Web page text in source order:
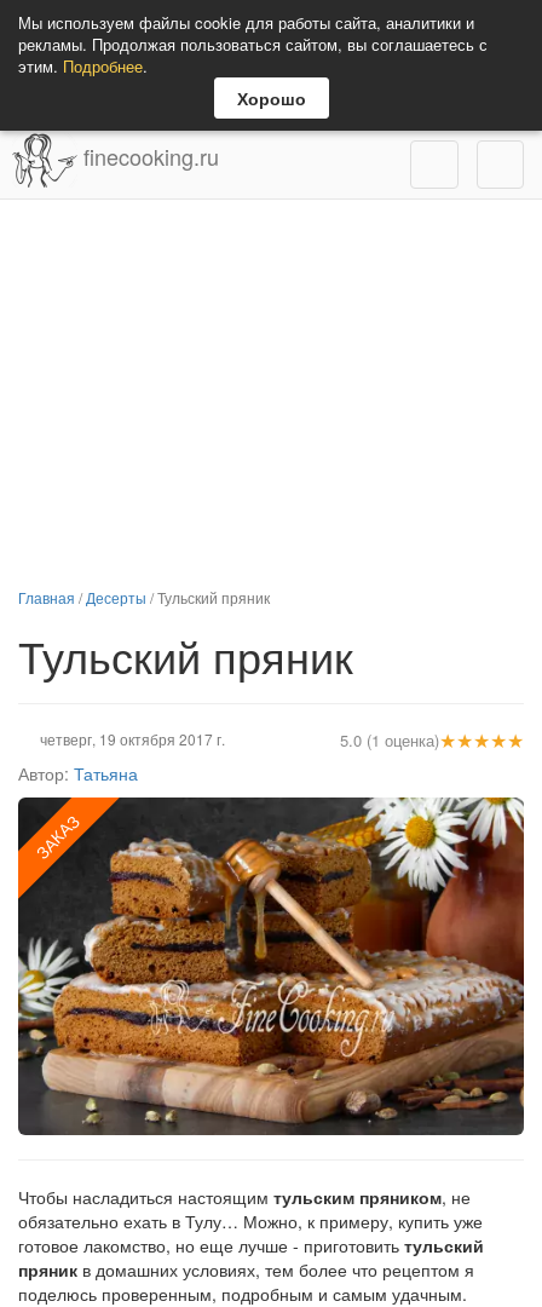
Мы используем файлы cookie для работы сайта, аналитики и
рекламы. Продолжая пользоваться сайтом, вы соглашаетесь с
этим. Подробнее.
Хорошо
finecooking.ru
Главная /Десерты /Тульский пряник
Тульский пряник
★★★★★
5.0 (1 оценка)
четверг, 19 октября 2017 г.
Автор: Татьяна
ЗАКАЗ
заказу
Чтобы насладиться настоящим тульским пряником, не
обязательно ехать в Тулу… Можно, к примеру, купить уже
готовое лакомство, но еще лучше - приготовить тульский
пряник в домашних условиях, тем более что рецептом я
поделюсь проверенным, подробным и самым удачным.